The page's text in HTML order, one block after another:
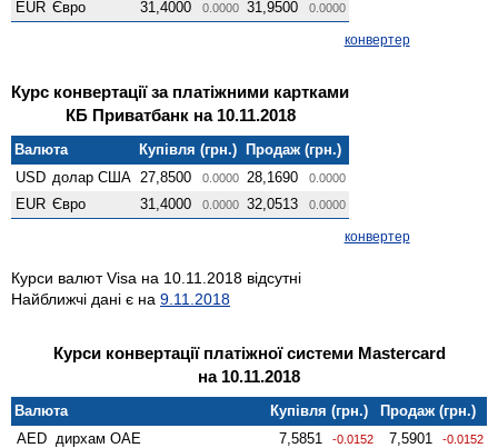
EUR Євро 31,4000 0.0000 31,9500 0.0000
конвертер
Курс конвертації за платіжними картками
КБ Приватбанк на 10.11.2018
Валюта Купівля (грн.) Продаж (грн.)
USD долар США 27,8500 0.0000 28,1690 0.0000
EUR Євро 31,4000 0.0000 32,0513 0.0000
конвертер
Курси валют Visa на 10.11.2018 відсутні
Найближчі дані є на 9.11.2018
Курси конвертації платіжної системи Mastercard
на 10.11.2018
Валюта Купівля (грн.)
Продаж (грн.)
AED дирхам ОАЕ 7,5851 -0.0152 7,5901 -0.0152